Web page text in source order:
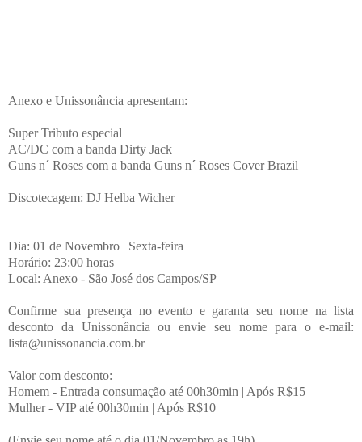
Anexo e Unissonância apresentam:
Super Tributo especial
AC/DC com a banda Dirty Jack
Guns n´ Roses com a banda Guns n´ Roses Cover Brazil
Discotecagem: DJ Helba Wicher
Dia: 01 de Novembro | Sexta-feira
Horário: 23:00 horas
Local: Anexo - São José dos Campos/SP
Confirme sua presença no evento e garanta seu nome na lista
desconto da Unissonância ou envie seu nome para o e-mail:
lista@unissonancia.com.br
Valor com desconto:
Homem - Entrada consumação até 00h30min | Após R$15
Mulher - VIP até 00h30min | Após R$10